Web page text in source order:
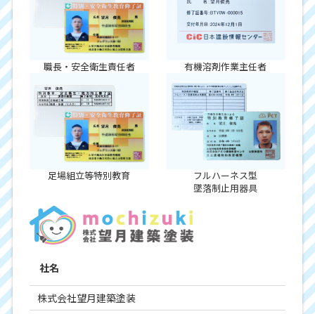
職長・安全衛生責任者 有機溶剤作業主任者
足場組立等特別教育
フルハーネス型
墜落制止用器具
社名
株式会社望月建築塗装